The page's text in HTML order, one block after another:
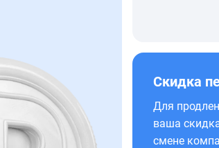
Скидка
Для
ваша
смене